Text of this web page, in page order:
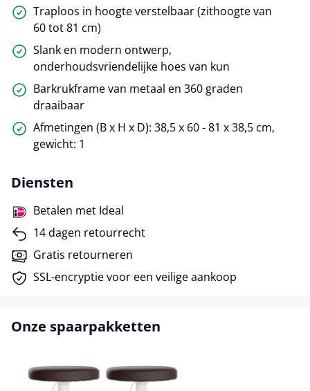
Traploos in hoogte verstelbaar (zithoogte van
60 tot 81 cm)
Slank en modern ontwerp,
onderhoudsvriendelijke hoes van kun
Barkrukframe van metaal en 360 graden
draaibaar
Afmetingen (B x H x D): 38,5 x 60 - 81 x 38,5 cm,
gewicht: 1
Diensten
Betalen met Ideal
14 dagen retourrecht
Gratis retourneren
SSL-encryptie voor een veilige aankoop
Onze spaarpakketten